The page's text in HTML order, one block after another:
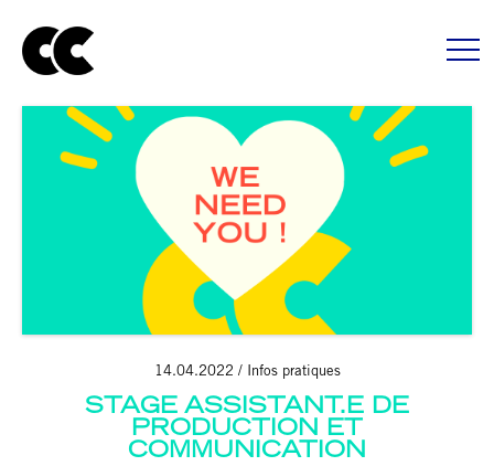
14.04.2022 Infos pratiques
STAGE ASSISTANT.E DE
PRODUCTION ET
COMMUNICATION